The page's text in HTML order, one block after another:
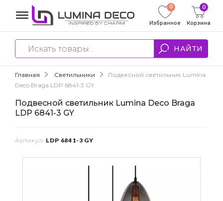
НАЙТИ
0
Избранное Корзина
0
Главная Светильники
Подвесной светильник Lumina
Deco Braga LDP 6841-3 GY
Подвесной светильник Lumina Deco Braga
LDP 6841-3 GY
Артикул: LDP 6841-3 GY